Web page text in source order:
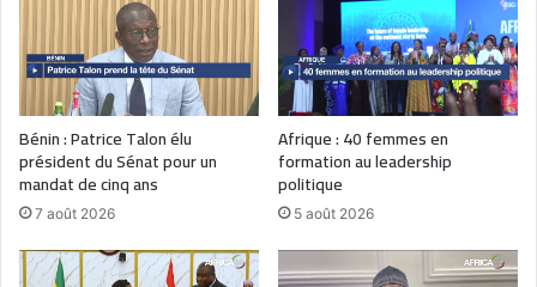
Bénin : Patrice Talon élu
président du Sénat pour un
mandat de cinq ans
7 août 2026
Afrique : 40 femmes en
formation au leadership
politique
5 août 2026